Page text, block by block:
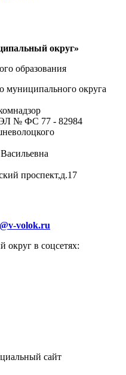
округ»
образования
округа
ЭЛ № ФС 77 - 82984
проспект,д.17
volok.ru
в соцсетях:
сайт